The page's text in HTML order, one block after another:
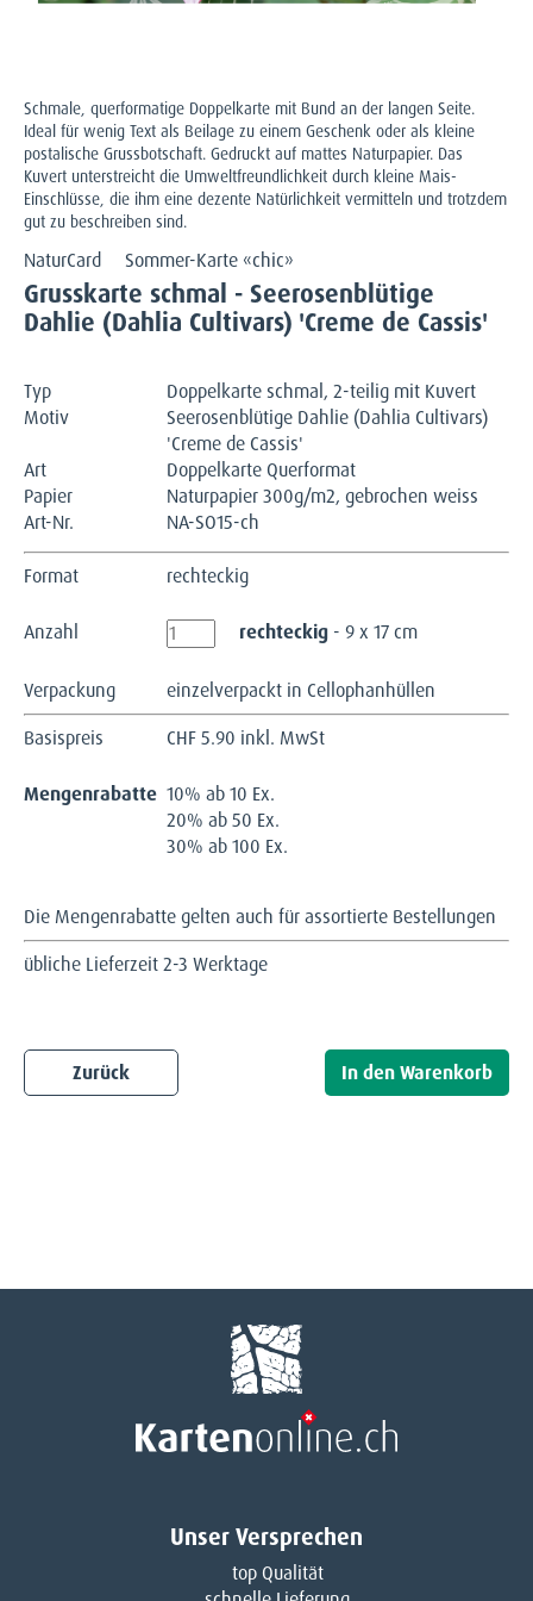
Schmale, querformatige Doppelkarte mit Bund an der langen Seite.
Ideal für wenig Text als Beilage zu einem Geschenk oder als kleine
postalische Grussbotschaft. Gedruckt auf mattes Naturpapier. Das
Kuvert unterstreicht die Umweltfreundlichkeit durch kleine Mais-
Einschlüsse, die ihm eine dezente Natürlichkeit vermitteln und trotzdem
gut zu beschreiben sind.
NaturCard Sommer-Karte «chic»
Grusskarte schmal - Seerosenblütige
Dahlie (Dahlia Cultivars) 'Creme de Cassis'
Typ
Doppelkarte schmal, 2-teilig mit Kuvert
Motiv
Seerosenblütige Dahlie (Dahlia Cultivars)
'Creme de Cassis'
Art
Doppelkarte Querformat
Papier
Naturpapier 300g/m2, gebrochen weiss
Art-Nr.
NA-SO15-ch
Format rechteckig
Anzahl rechteckig - 9 x 17 cm
Verpackung
einzelverpackt in Cellophanhüllen
Basispreis
CHF5.90 inkl. MwSt
Mengenrabatte 10% ab 10 Ex.
20% ab 50 Ex.
30% ab 100 Ex.
Die Mengenrabatte gelten auch für assortierte Bestellungen
übliche Lieferzeit 2-3 Werktage
Zurück
Unser Versprechen
top Qualität